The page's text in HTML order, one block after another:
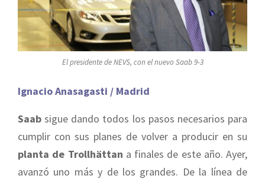
El presidente de NEVS, con el nuevo Saab 9-3
Ignacio Anasagasti / Madrid
Saab sigue dando todos los pasos necesarios para
cumplir con sus planes de volver a producir en su
planta de Trollhättan a finales de este año. Ayer,
avanzó uno más y de los grandes. De la línea de